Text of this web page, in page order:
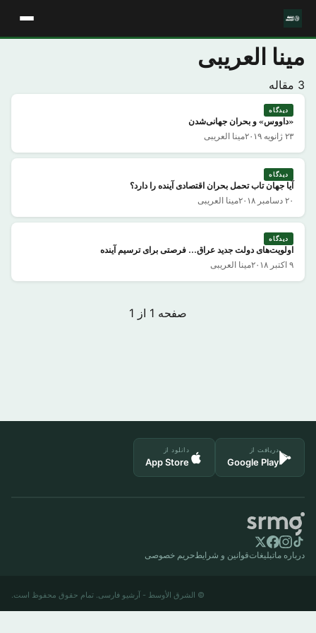
مینا العریبی
3 مقاله
دیدگاه
«داووس» و بحران جهانی‌شدن
مینا العریبی ۲۳ ژانویه ۲۰۱۹
دیدگاه
آیا جهان تاب تحمل بحران اقتصادی آینده را دارد؟
مینا العریبی ۲۰ دسامبر ۲۰۱۸
دیدگاه
اولویت‌های دولت جدید عراق… فرصتی برای ترسیم آینده
مینا العریبی ۹ اکتبر ۲۰۱۸
صفحه 1 از 1
دریافت از
Google Play
دانلود از
App Store
درباره ماتبلیغاتقوانین و شرایط حریم خصوصی
© الشرق الأوسط - آرشیو فارسی. تمام حقوق محفوظ است.